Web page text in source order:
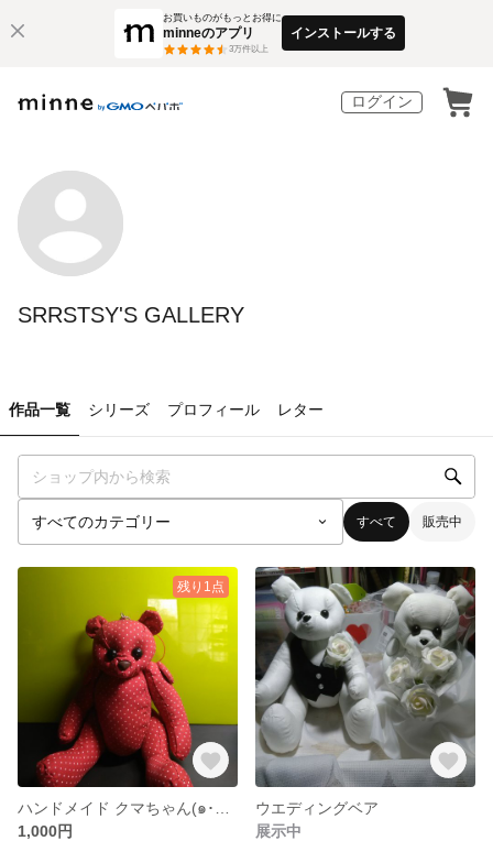
お買いものがもっとお得に
minneのアプリ
3万件以上
インストールする
ログイン
SRRSTSY'S GALLERY
作品一覧 シリーズ プロフィール レター
すべて 販売中
残り1点
1,000円
ウエディングベア
展示中